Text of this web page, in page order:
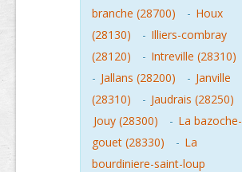
branche (28700)
- Houx
(28130)
- Illiers-combray
(28120)
- Intreville (28310)
- Jallans (28200) - Janville
(28310)
- Jaudrais (28250)
Jouy (28300)
- La bazoche-
gouet (28330)
- La
bourdiniere-saint-loup